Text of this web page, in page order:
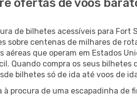
ofertas de voos
de bilhetes acessíveis para Fort
sobre centenas de milhares de
aéreas que operam em Estados
Quando compra os seus
bilhetes só de ida até voos de
à procura de uma escapadinha de